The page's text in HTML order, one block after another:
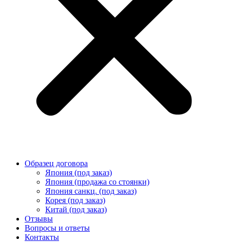
Образец договора
Япония (под заказ)
Япония (продажа со стоянки)
Япония санкц. (под заказ)
Корея (под заказ)
Китай (под заказ)
Отзывы
Вопросы и ответы
Контакты